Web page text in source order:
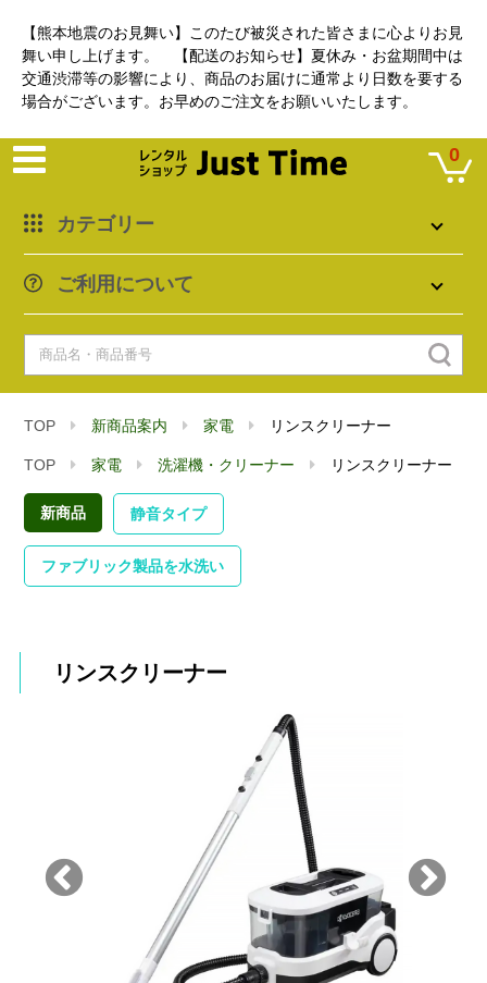
【熊本地震のお見舞い】このたび被災された皆さまに心よりお見
舞い申し上げます。 【配送のお知らせ】夏休み・お盆期間中は
交通渋滞等の影響により、商品のお届けに通常より日数を要する
場合がございます。お早めのご注文をお願いいたします。
カテゴリー
ご利用について
0
TOP 新商品案内 家電 リンスクリーナー
TOP 家電 洗濯機・クリーナー リンスクリーナー
新商品 静音タイプ
ファブリック製品を水洗い
リンスクリーナー